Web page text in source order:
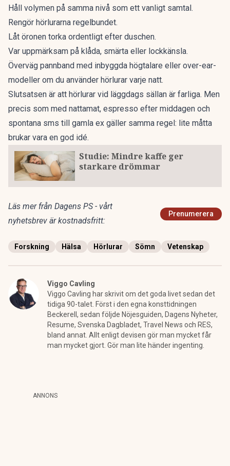
Håll volymen på samma nivå som ett vanligt samtal.
Rengör hörlurarna regelbundet.
Låt öronen torka ordentligt efter duschen.
Var uppmärksam på klåda, smärta eller lockkänsla.
Överväg pannband med inbyggda högtalare eller over-ear-
modeller om du använder hörlurar varje natt.
Slutsatsen är att hörlurar vid läggdags sällan är farliga. Men
precis som med nattamat, espresso efter middagen och
spontana sms till gamla ex gäller samma regel: lite måtta
brukar vara en god idé.
Studie: Mindre kaffe ger
starkare drömmar
Läs mer från Dagens PS - vårt
nyhetsbrev är kostnadsfritt:
Prenumerera
Forskning Hälsa Hörlurar Sömn Vetenskap
Viggo Cavling
Viggo Cavling har skrivit om det goda livet sedan det
tidiga 90-talet. Först i den egna konsttidningen
Beckerell, sedan följde Nöjesguiden, Dagens Nyheter,
Resume, Svenska Dagbladet, Travel News och RES,
bland annat. Allt enligt devisen gör man mycket får
man mycket gjort. Gör man lite händer ingenting.
ANNONS